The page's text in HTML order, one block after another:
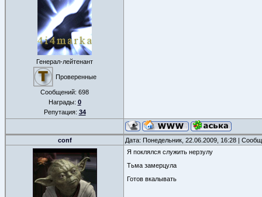
Генерал-лейтенант
Проверенные
Сообщений: 698
Награды: 0
Репутация: 34
conf Дата: Понедельник, 22.06.2009, 16:28 |
Я поклялся служить нерзулу
Тьма замерцула
Готов вкалывать